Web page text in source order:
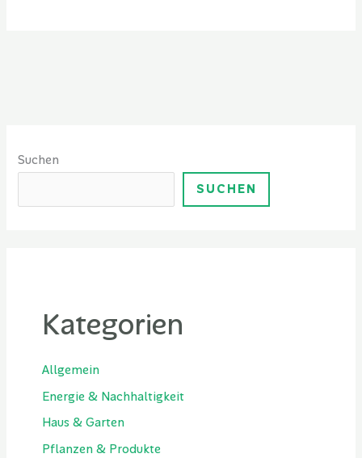
Suchen
SUCHEN
Kategorien
Allgemein
Energie & Nachhaltigkeit
Haus & Garten
Pflanzen & Produkte